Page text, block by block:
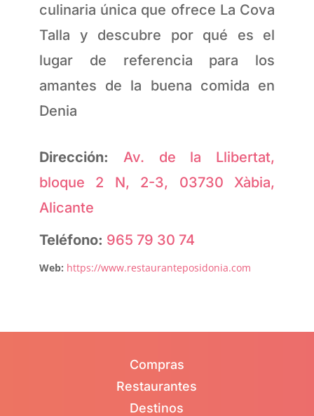
culinaria única que ofrece La Cova
Talla y descubre por qué es el
lugar de referencia para los
amantes de la buena comida en
Denia
Dirección:
Av. de la Llibertat,
bloque 2 N, 2-3, 03730 Xàbia,
Alicante
Teléfono: 965 79 30 74
Web: https://www.restauranteposidonia.com
Compras
Restaurantes
Destinos